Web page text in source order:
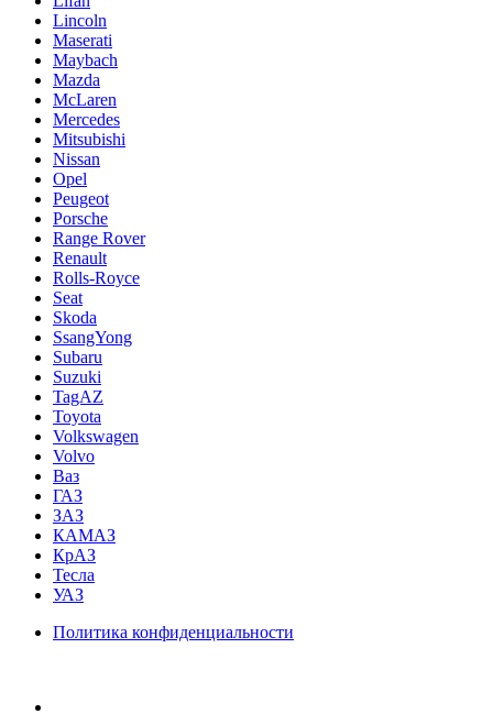
Lincoln
Maserati
Maybach
Mazda
McLaren
Mercedes
Mitsubishi
Nissan
Opel
Peugeot
Porsche
Range Rover
Renault
Rolls-Royce
Seat
Skoda
SsangYong
Subaru
Suzuki
TagAZ
Toyota
Volkswagen
Volvo
Ваз
ГАЗ
ЗАЗ
КАМАЗ
КрАЗ
Тесла
УАЗ
Политика конфиденциальности